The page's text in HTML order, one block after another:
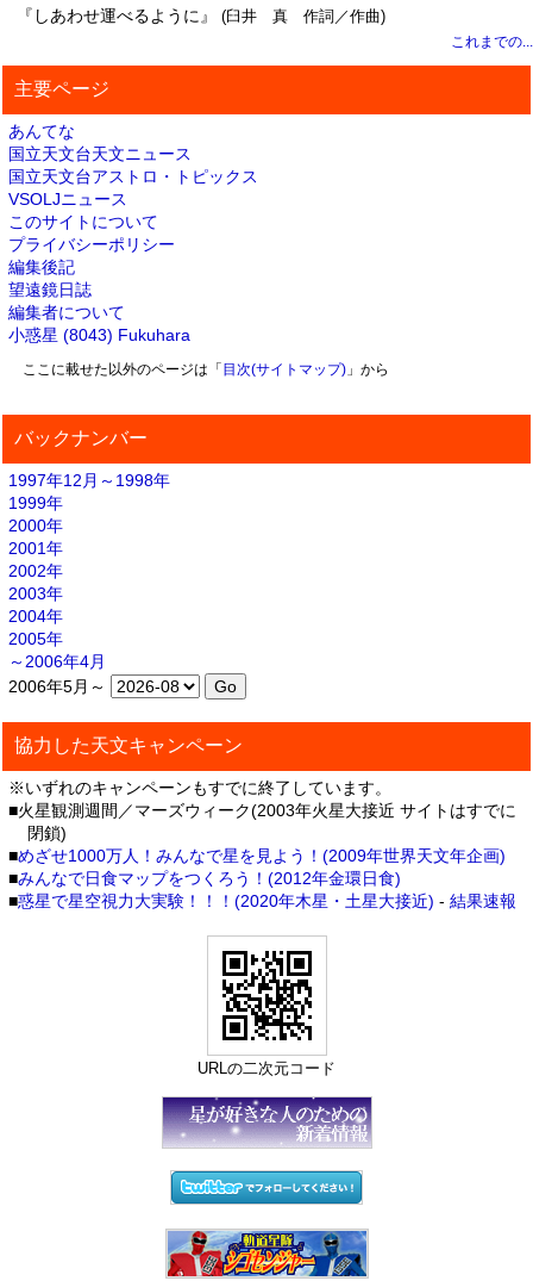
『しあわせ運べるように』 (臼井 真 作詞／作曲)
これまでの...
主要ページ
あんてな
国立天文台天文ニュース
国立天文台アストロ・トピックス
VSOLJニュース
このサイトについて
プライバシーポリシー
編集後記
望遠鏡日誌
編集者について
小惑星 (8043) Fukuhara
ここに載せた以外のページは「 目次(サイトマップ)」から
バックナンバー
1997年12月～1998年
1999年
2000年
2001年
2002年
2003年
2004年
2005年
～2006年4月
2006年5月～
協力した天文キャンペーン
※いずれのキャンペーンもすでに終了しています。
■火星観測週間／マーズウィーク(2003年火星大接近 サイトはすでに
閉鎖)
■めざせ1000万人！みんなで星を見よう！(2009年世界天文年企画)
■みんなで日食マップをつくろう！(2012年金環日食)
■惑星で星空視力大実験！！！(2020年木星・土星大接近) - 結果速報
URLの二次元コード